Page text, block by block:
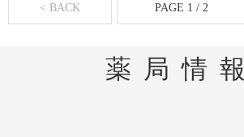
< BACK PAGE 1 / 2
薬局情報